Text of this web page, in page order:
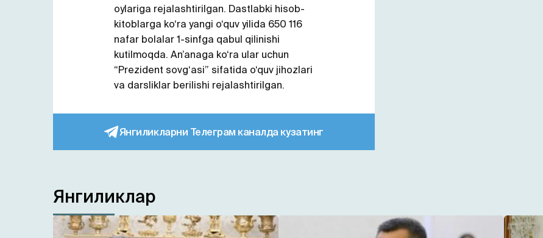
oylariga rejalashtirilgan. Dastlabki hisob-
kitoblarga ko‘ra yangi o‘quv yilida 650 116
nafar bolalar 1-sinfga qabul qilinishi
kutilmoqda. An’anaga ko‘ra ular uchun
“Prezident sovg‘asi” sifatida o‘quv jihozlari
va darsliklar berilishi rejalashtirilgan.
Янгиликларни Телеграм каналда кузатинг
Янгиликлар